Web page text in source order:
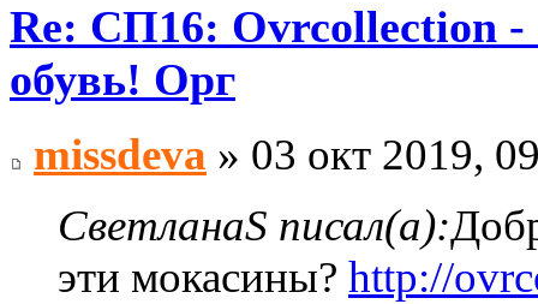
Re: СП16:
обувь! Орг
missdeva » 03 окт 2019,
СветланаS писал(а):
эти мокасины? http://